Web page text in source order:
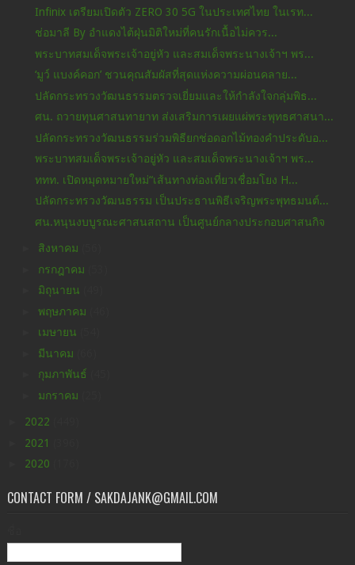
Infinix เตรียมเปิดตัว ZERO 30 5G ในประเทศไทย ในเรท...
ช่อมาลี By อำแดงไต้ฝุ่นมิติใหม่ที่คนรักเนื้อไม่ควร...
พระบาทสมเด็จพระเจ้าอยู่หัว และสมเด็จพระนางเจ้าฯ พร...
‘มูว์ แบงค์คอก’ ชวนคุณสัมผัสที่สุดแห่งความผ่อนคลาย...
ปลัดกระทรวงวัฒนธรรมตรวจเยี่ยมและให้กำลังใจกลุ่มพิธ...
ศน. ถวายทุนศาสนทายาท ส่งเสริมการเผยแผ่พระพุทธศาสนา...
ปลัดกระทรวงวัฒนธรรมร่วมพิธียกช่อดอกไม้ทองคำประดับอ...
พระบาทสมเด็จพระเจ้าอยู่หัว และสมเด็จพระนางเจ้าฯ พร...
ททท. เปิดหมุดหมายใหม่“เส้นทางท่องเที่ยวเชื่อมโยง H...
ปลัดกระทรวงวัฒนธรรม เป็นประธานพิธีเจริญพระพุทธมนต์...
ศน.หนุนงบบูรณะศาสนสถาน เป็นศูนย์กลางประกอบศาสนกิจ
สิงหาคม
กรกฎาคม
มิถุนายน
พฤษภาคม
เมษายน
มีนาคม
กุมภาพันธ์
มกราคม
2022
2021
2020
CONTACT FORM / SAKDAJANK@GMAIL.COM